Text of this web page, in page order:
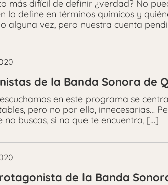
más difícil de definir ¿verdad? No
lo define en términos químicos y
alguna vez, pero nuestra cuenta
de la Banda Sonora de
en este programa se
pero no por ello, innecesarias…
no buscas, si no que te encuentra, […]
de la Banda